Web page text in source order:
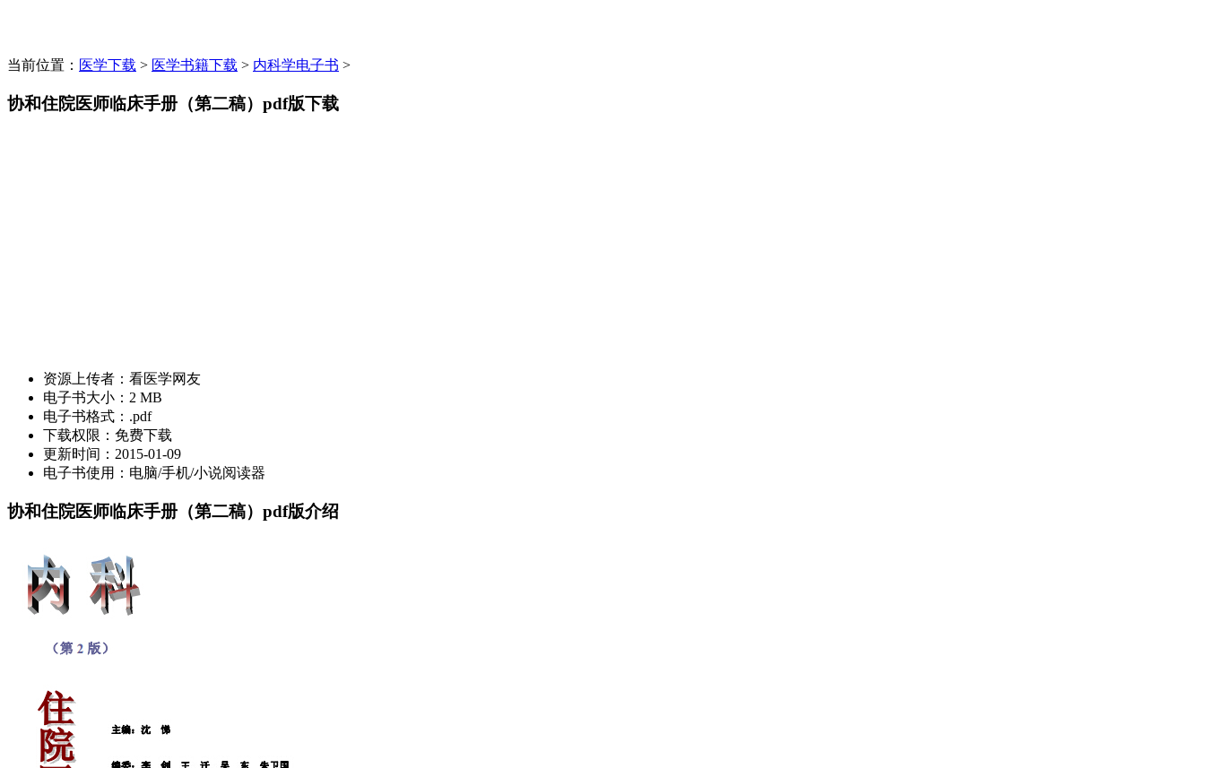
当前位置： 医学下载 > 医学书籍下载 > 内科学电子书 >
协和住院医师临床手册（第二稿）pdf版下载
资源上传者： 看医学网友
电子书大小： 2 MB
电子书格式： .pdf
下载权限： 免费下载
更新时间： 2015-01-09
电子书使用： 电脑/手机/小说阅读器
协和住院医师临床手册（第二稿）pdf版介绍